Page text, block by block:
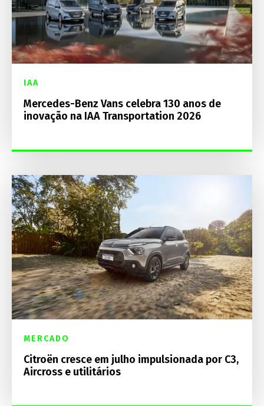
IAA
Mercedes-Benz Vans celebra 130 anos de
inovação na IAA Transportation 2026
MERCADO
Citroën cresce em julho impulsionada por C3,
Aircross e utilitários